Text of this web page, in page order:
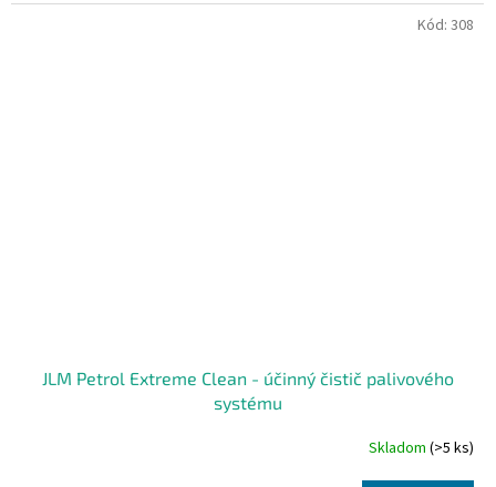
JLM Petrol Extreme Clean - účinný čistič palivového
systému
Skladom (>5 ks)
Kód: 308